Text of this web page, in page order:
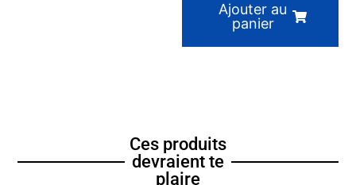
Ajouter au
panier
Ces produits
devraient te
plaire